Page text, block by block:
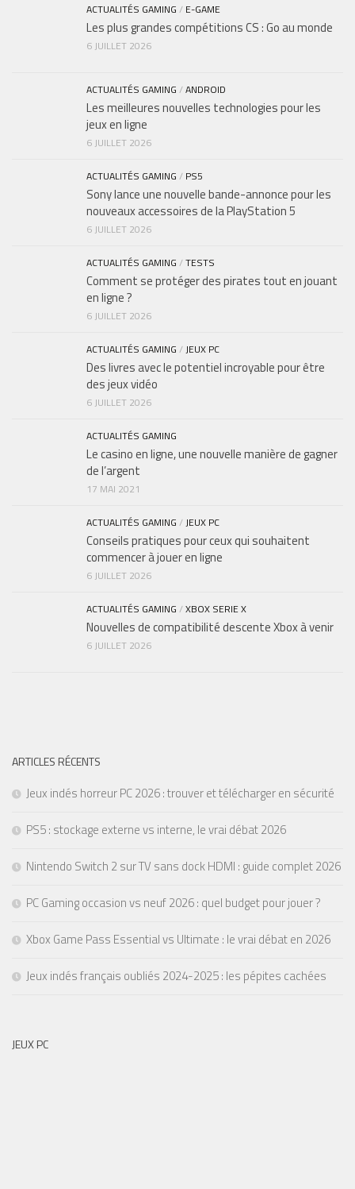
ACTUALITÉS GAMING / E-GAME
Les plus grandes compétitions CS : Go au monde
6 JUILLET 2026
ACTUALITÉS GAMING /ANDROID
Les meilleures nouvelles technologies pour les
jeux en ligne
6 JUILLET 2026
ACTUALITÉS GAMING / PS5
Sony lance une nouvelle bande-annonce pour les
nouveaux accessoires de la PlayStation 5
6 JUILLET 2026
ACTUALITÉS GAMING /TESTS
Comment se protéger des pirates tout en jouant
en ligne ?
6 JUILLET 2026
ACTUALITÉS GAMING / JEUX PC
Des livres avec le potentiel incroyable pour être
des jeux vidéo
6 JUILLET 2026
ACTUALITÉS GAMING
Le casino en ligne, une nouvelle manière de gagner
de l’argent
17 MAI 2021
ACTUALITÉS GAMING / JEUX PC
Conseils pratiques pour ceux qui souhaitent
commencer à jouer en ligne
6 JUILLET 2026
ACTUALITÉS GAMING /XBOX SERIE X
Nouvelles de compatibilité descente Xbox à venir
6 JUILLET 2026
ARTICLES RÉCENTS
Jeux indés horreur PC 2026 : trouver et télécharger en sécurité
PS5 : stockage externe vs interne, le vrai débat 2026
Nintendo Switch 2 sur TV sans dock HDMI : guide complet 2026
PC Gaming occasion vs neuf 2026 : quel budget pour jouer ?
Xbox Game Pass Essential vs Ultimate : le vrai débat en 2026
Jeux indés français oubliés 2024-2025 : les pépites cachées
JEUX PC